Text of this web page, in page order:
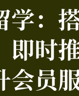
：
即时
会员